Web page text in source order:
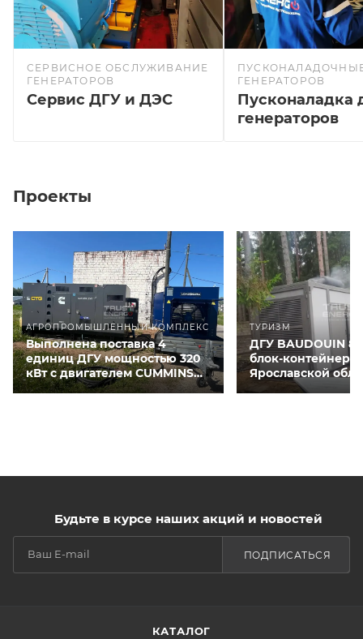
СЕРВИСНОЕ ОБСЛУЖИВАНИЕ
ГЕНЕРАТОРОВ
Сервис ДГУ и ДЭС
ГЕНЕРАТОРОВ
Пусконаладка
генераторов
Проекты
АГРОПРОМЫШЛЕННЫЙ КОМПЛЕКС
Выполнена поставка 4
единиц ДГУ мощностью 320
кВт с двигателем CUMMINS
QSNT-G3 для курятников
ТУРИЗМ
ДГУ BAUDOUIN
блок-контейнере
Ярославской
Будьте в курсе наших акций и новостей
ПОДПИСАТЬСЯ
КАТАЛОГ